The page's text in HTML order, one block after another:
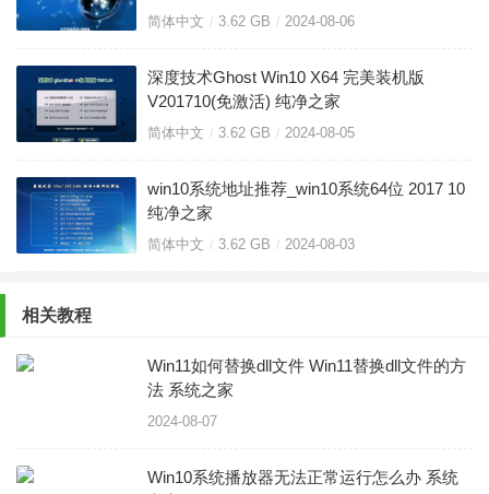
简体中文 3.62 GB 2024-08-06
深度技术Ghost Win10 X64 完美装机版
V201710(免激活) 纯净之家
简体中文 3.62 GB 2024-08-05
win10系统地址推荐_win10系统64位 2017 10
纯净之家
简体中文 3.62 GB 2024-08-03
相关教程
Win11如何替换dll文件 Win11替换dll文件的方
法 系统之家
2024-08-07
Win10系统播放器无法正常运行怎么办 系统